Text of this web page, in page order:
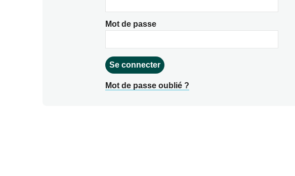
Mot de passe
Mot de passe oublié ?